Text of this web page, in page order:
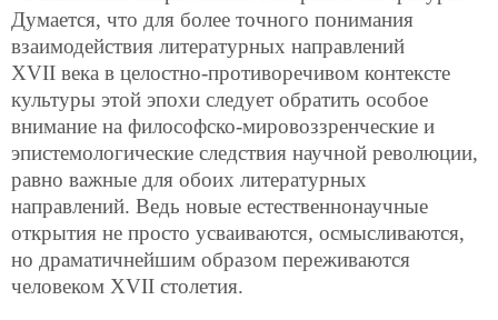
Думается, что для более точного понимания
взаимодействия литературных направлений
XVII века в целостно-противоречивом контексте
культуры этой эпохи следует обратить особое
внимание на философско-мировоззренческие и
эпистемологические следствия научной революции,
равно важные для обоих литературных
направлений. Ведь новые естественнонаучные
открытия не просто усваиваются, осмысливаются,
но драматичнейшим образом переживаются
человеком XVII столетия.